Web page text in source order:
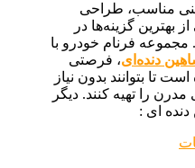
فنی مناسب، طراحی
بهترین گزینه‌ها در
فرنام خودرو با
دنده‌ای، فرصتی
تا بتوانند بدون نیاز
را تهیه کنند. دیگر
ای :